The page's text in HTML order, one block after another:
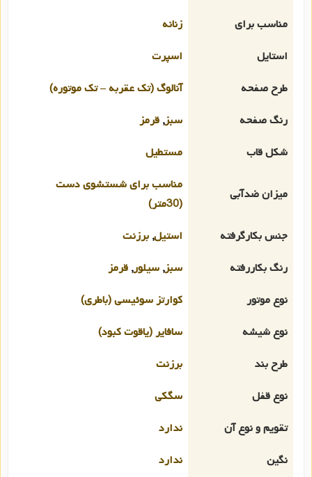
مناسب برای
زنانه
استایل
اسپرت
طرح صفحه
آنالوگ (تک عقربه – تک موتوره)
رنگ صفحه
سبز, قرمز
شکل قاب
مستطیل
میزان ضدآبی
مناسب برای شستشوی دست
(30متر)
جنس بکارگرفته
استیل, برزنت
رنگ بکاررفته
سبز, سیلور, قرمز
نوع موتور
کوارتز سوئیسی (باطری)
نوع شیشه
سافایر (یاقوت کبود)
طرح بند
برزنت
نوع قفل
سگکی
تقویم و نوع آن
ندارد
نگین
ندارد